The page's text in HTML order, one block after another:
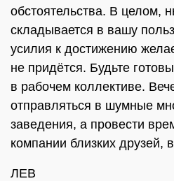
обстоятельства. В целом,
складывается в вашу
усилия к достижению
не придётся. Будьте
в рабочем коллективе.
отправляться в шумные
заведения, а провести
компании близких друзей,
ЛЕВ